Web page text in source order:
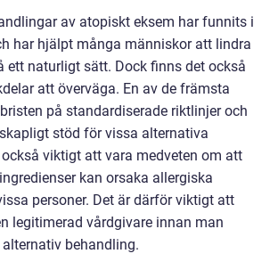
av atopiskt eksem har funnits i
har hjälpt många människor att lindra
ett naturligt sätt. Dock finns det också
att överväga. En av de främsta
på standardiserade riktlinjer och
stöd för vissa alternativa
också viktigt att vara medveten om att
kan orsaka allergiska
personer. Det är därför viktigt att
legitimerad vårdgivare innan man
behandling.